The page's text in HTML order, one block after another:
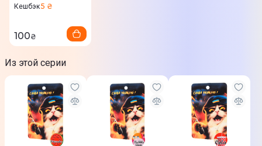
Кешбэк5 ₴
100₴
Из этой серии